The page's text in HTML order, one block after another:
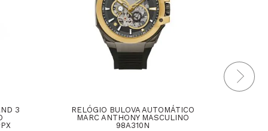
3
RELÓGIO BULOVA AUTOMÁTICO
MARC ANTHONY MASCULINO
98A310N